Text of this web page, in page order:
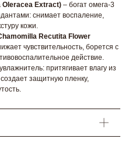
Oleracea Extract) – богат омега-3
снимает воспаление,
кожи.
Recutita Flower
чувствительность, борется с
действие.
притягивает влагу из
защитную пленку,